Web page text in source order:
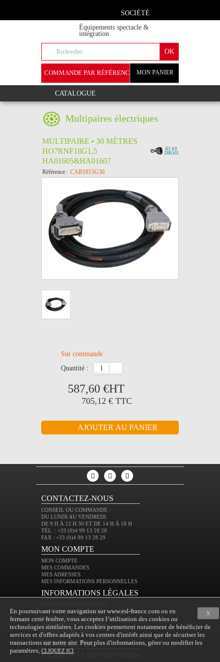
SOCIÉTÉ
Équipements spectacle &
intégration
MON PANIER
COMMANDE PAR RÉFÉRENCE
CATALOGUE
Multipaires électriques
MULTIPAIRE • 30 MÈTRES
HO7RNF18G1,5
HA01605&HA01607
Référence : CAB1815G30
Sur commande
quantité :
587,60 €HT
705,12 € TTC
CONTACTEZ-NOUS
CONSEIL OU COMMANDE :
DU LUNDI AU VENDREDI
DE 9 H À 12 H 30 ET DE 14 H À 18 H
TÉL. : +33 (0)4 99 13 28 28
FAX : +33 (0)4 99 13 28 29
MON COMPTE
MON COMPTE
MES COMMANDES
MES ADRESSES
MES INFORMATIONS PERSONNELLES
INFORMATIONS LÉGALES
CONDITIONS GÉNÉRALES DE VENTE
PROTECTION DES DONNÉES
EXPÉDITION ET RETOURS
PAIEMENT SÉCURISÉ
NEWSLETTER
INSCRIPTION À LA NEWSLETTER D'ESL
X
En poursuivant votre navigation sur www.esl-france.com ou en
fermant cette fenêtre, vous acceptez l’utilisation des cookies ou
technologies similaires. Les cookies permettent notamment de bénéficier de
services et d'offres adaptés à vos centres d'intérêt ainsi que de sécuriser les
transactions sur notre site. Pour plus d'informations, gérer ou modifier les
paramètres, CLIQUEZ ICI.